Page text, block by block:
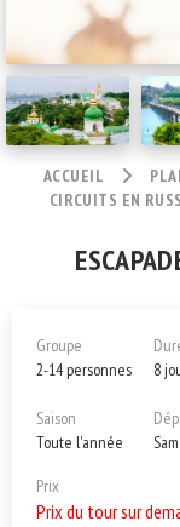
ACCUEIL
CIRCUITS EN
Groupe
2-14 personnes
Saison
Toute l'année
8
Prix
Prix du tour sur